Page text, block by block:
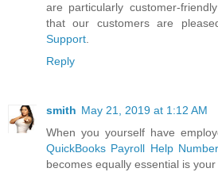
are particularly customer-
that our customers are
Support
Reply
smith May 21, 2019 at 1:12 AM
When you yourself have
QuickBooks Payroll Help Number
becomes equally essential is your